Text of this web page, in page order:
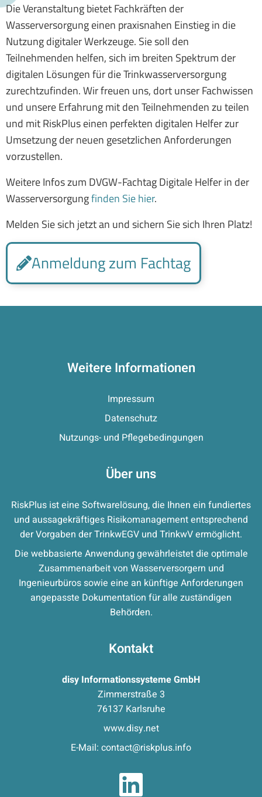
Die Veranstaltung bietet Fachkräften der
Wasserversorgung einen praxisnahen Einstieg in die
Nutzung digitaler Werkzeuge. Sie soll den
Teilnehmenden helfen, sich im breiten Spektrum der
digitalen Lösungen für die Trinkwasserversorgung
zurechtzufinden. Wir freuen uns, dort unser Fachwissen
und unsere Erfahrung mit den Teilnehmenden zu teilen
und mit RiskPlus einen perfekten digitalen Helfer zur
Umsetzung der neuen gesetzlichen Anforderungen
vorzustellen.
Weitere Infos zum DVGW-Fachtag Digitale Helfer in der
Wasserversorgungfinden Sie hier.
Melden Sie sich jetzt an und sichern Sie sich Ihren Platz!
Anmeldung zum Fachtag
Weitere Informationen
Impressum
Datenschutz
Nutzungs- und Pflegebedingungen
Über uns
RiskPlus ist eine Softwarelösung, die Ihnen ein fundiertes
und aussagekräftiges Risikomanagement entsprechend
der Vorgaben der TrinkwEGV und TrinkwV ermöglicht.
Die webbasierte Anwendung gewährleistet die optimale
Zusammenarbeit von Wasserversorgern und
Ingenieurbüros sowie eine an künftige Anforderungen
angepasste Dokumentation für alle zuständigen
Behörden.
Kontakt
disy Informationssysteme GmbH
Zimmerstraße 3
76137 Karlsruhe
www.disy.net
E-Mail: contact@riskplus.info